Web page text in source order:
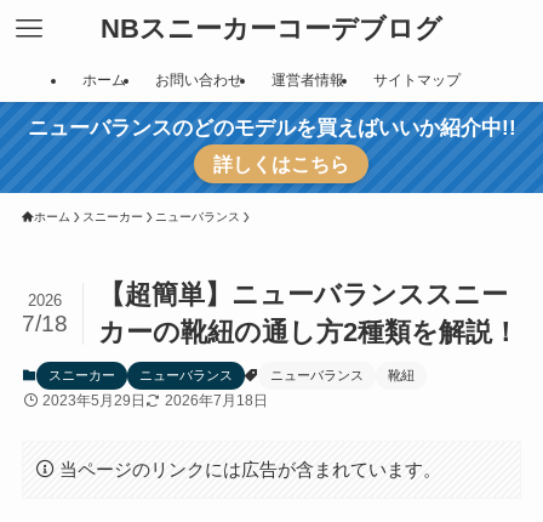
NBスニーカーコーデブログ
ホーム お問い合わせ 運営者情報 サイトマップ
ニューバランスのどのモデルを買えばいいか紹介中!!
詳しくはこちら
ホーム スニーカー ニューバランス
【超簡単】ニューバランススニー
カーの靴紐の通し方2種類を解説！
2026
7/18
スニーカー ニューバランス ニューバランス 靴紐
2023年5月29日 2026年7月18日
当ページのリンクには広告が含まれています。